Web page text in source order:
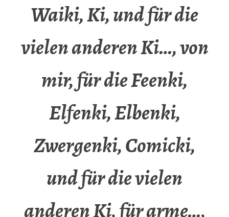
Waiki, Ki, und für die
vielen anderen Ki…, von
mir, für die Feenki,
Elfenki, Elbenki,
Zwergenki, Comicki,
und für die vielen
anderen Ki, für arme…,